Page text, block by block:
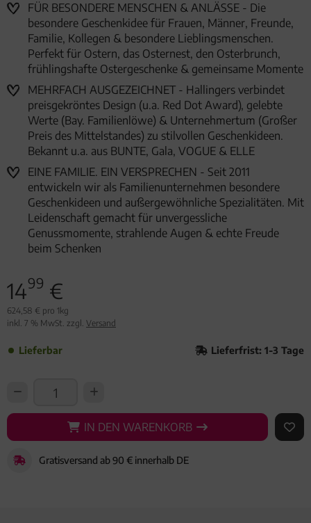
FÜR BESONDERE MENSCHEN & ANLÄSSE - Die
besondere Geschenkidee für Frauen, Männer, Freunde,
Familie, Kollegen & besondere Lieblingsmenschen.
Perfekt für Ostern, das Osternest, den Osterbrunch,
frühlingshafte Ostergeschenke & gemeinsame Momente
MEHRFACH AUSGEZEICHNET - Hallingers verbindet
preisgekröntes Design (u.a. Red Dot Award), gelebte
Werte (Bay. Familienlöwe) & Unternehmertum (Großer
Preis des Mittelstandes) zu stilvollen Geschenkideen.
Bekannt u.a. aus BUNTE, Gala, VOGUE & ELLE
EINE FAMILIE. EIN VERSPRECHEN - Seit 2011
entwickeln wir als Familienunternehmen besondere
Geschenkideen und außergewöhnliche Spezialitäten. Mit
Leidenschaft gemacht für unvergessliche
Genussmomente, strahlende Augen & echte Freude
beim Schenken
1499 €
624,58 € pro 1kg
inkl. 7 % MwSt. zzgl. Versand
Lieferbar Lieferfrist: 1-3 Tage
IN DEN WARENKORB
IN DEN WARENKORB AUF
Gratisversand ab 90 € innerhalb DE